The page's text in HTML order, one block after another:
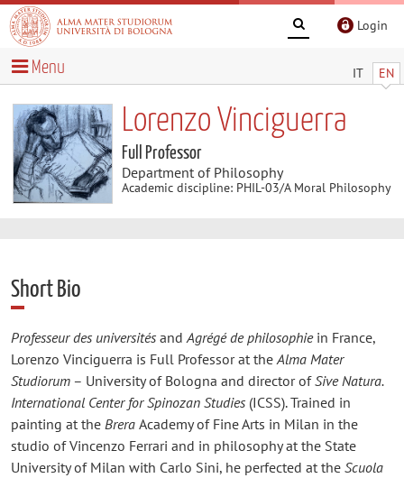
Login
IT EN
Menu
Lorenzo Vinciguerra
Full Professor
Department of Philosophy
Academic discipline: PHIL-03/A Moral Philosophy
Short Bio
Professeur des universitésand Agrégé de philosophiein France,
Lorenzo Vinciguerra is Full Professor at the Alma Mater
Studiorum– University of Bologna and director ofSive Natura.
International Center for Spinozan Studies (ICSS). Trained in
painting at the Brera Academy of Fine Arts in Milan in the
studio of Vincenzo Ferrari and in philosophy at the State
University of Milan with Carlo Sini, he perfected at the Scuola